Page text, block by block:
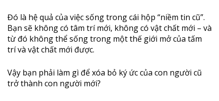
Đó là hệ quả của việc sống trong cái hộp “niềm tin cũ”.
Bạn sẽ không có tâm trí mới, không có vật chất mới – và
từ đó không thể sống trong một thế giới mở của tấm
trí và vật chất mới được.
Vậy bạn phải làm gì để xóa bỏ ký ức của con người cũ
trở thành con người mới?